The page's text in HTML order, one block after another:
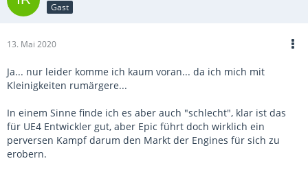
Gast
13. Mai 2020
Ja... nur leider komme ich kaum voran... da ich mich mit
Kleinigkeiten rumärgere...
In einem Sinne finde ich es aber auch "schlecht", klar ist das
für UE4 Entwickler gut, aber Epic führt doch wirklich ein
perversen Kampf darum den Markt der Engines für sich zu
erobern.